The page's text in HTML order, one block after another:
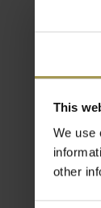
This
We use
other